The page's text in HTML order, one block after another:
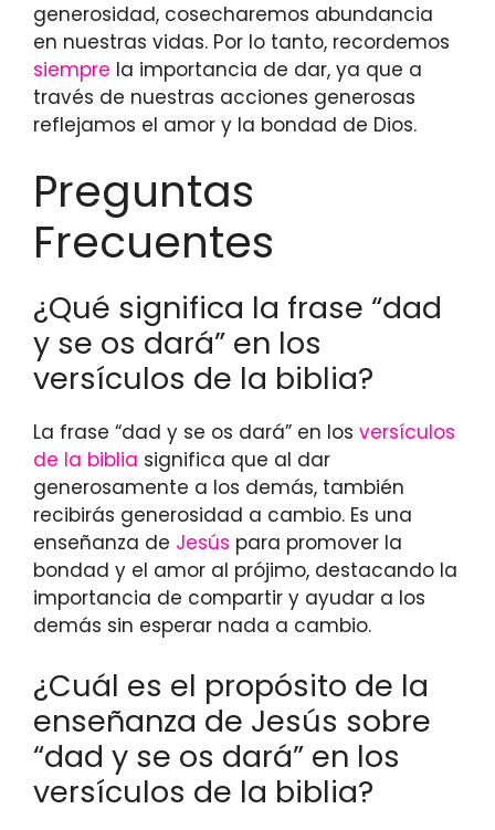
generosidad, cosecharemos abundancia
en nuestras vidas. Por lo tanto, recordemos
siempre la importancia de dar, ya que a
través de nuestras acciones generosas
reflejamos el amor y la bondad de Dios.
Preguntas
Frecuentes
¿Qué significa la frase “dad
y se os dará” en los
versículos de la biblia?
La frase “dad y se os dará” en los versículos
de la biblia significa que al dar
generosamente a los demás, también
recibirás generosidad a cambio. Es una
enseñanza de Jesús para promover la
bondad y el amor al prójimo, destacando la
importancia de compartir y ayudar a los
demás sin esperar nada a cambio.
¿Cuál es el propósito de la
enseñanza de Jesús sobre
“dad y se os dará” en los
versículos de la biblia?